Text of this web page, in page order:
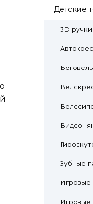
Детские
3D ручки
Беговелы
Зубные
Игровые
Игровые